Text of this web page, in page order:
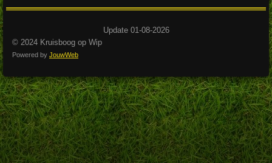
Update 01-08-2026
© 2024 Kruisboog op Wip
Powered by JouwWeb